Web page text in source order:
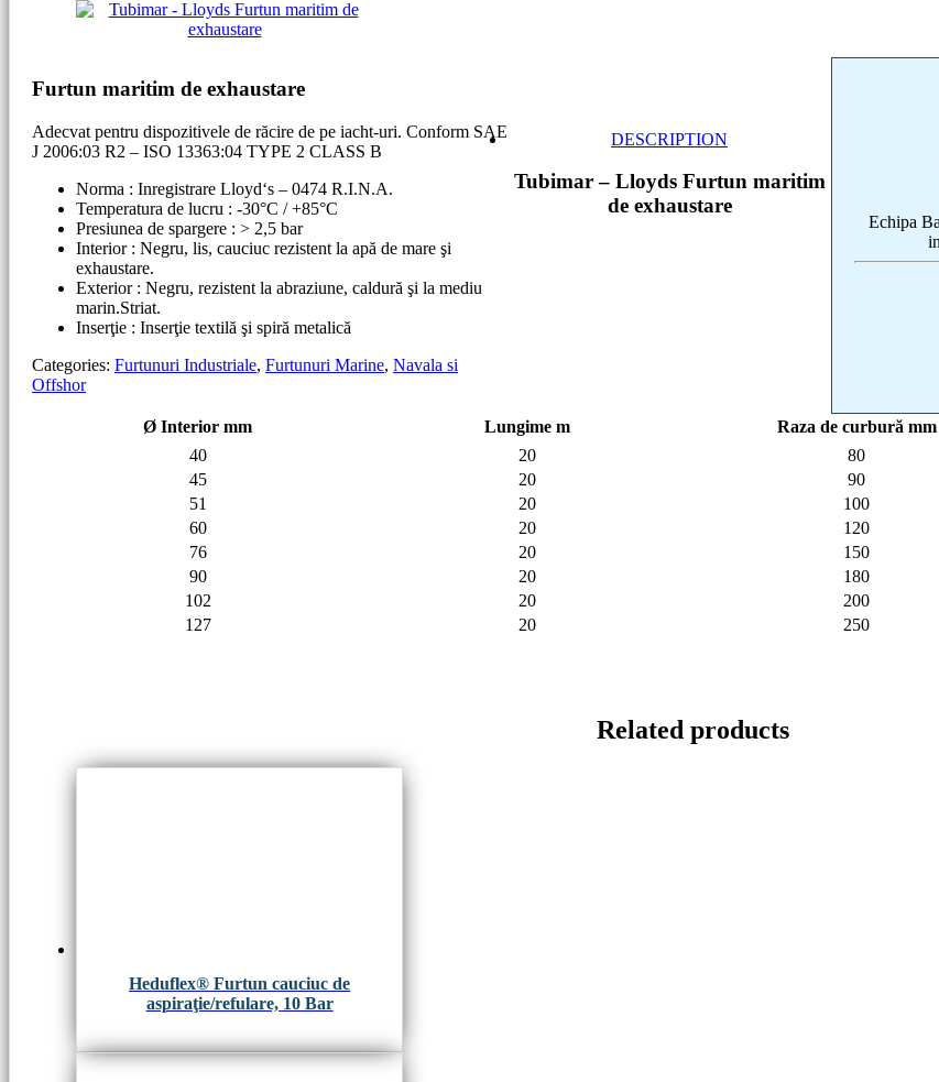
Furtun maritim de exhaustare
Adecvat pentru dispozitivele de răcire de pe iacht-uri. Conform SAE
J 2006:03 R2 – ISO 13363:04 TYPE 2 CLASS B
Norma : Inregistrare Lloyd‘s – 0474 R.I.N.A.
Temperatura de lucru : -30°C / +85°C
Presiunea de spargere : > 2,5 bar
Interior : Negru, lis, cauciuc rezistent la apă de mare şi
exhaustare.
Exterior : Negru, rezistent la abraziune, caldură şi la mediu
marin.Striat.
Inserţie : Inserţie textilă şi spiră metalică
Categories: Furtunuri Industriale, Furtunuri Marine, Navala si
Offshor
Echipa
DESCRIPTION
Tubimar – Lloyds Furtun maritim
de exhaustare
Ø Interior mm Lungime m Raza de curbură mm
40
20 80
45
20 90
51
20 100
60
20 120
76
20 150
90
20 180
102
20 200
127
20 250
Related products
Heduflex® Furtun cauciuc de
aspiraţie/refulare, 10 Bar